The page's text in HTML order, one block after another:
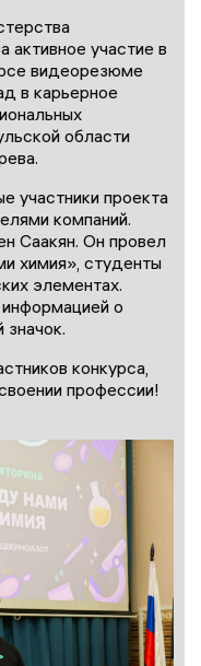
активное участие в
видеорезюме
в карьерное
области
участники проекта
компаний.
Саакян. Он провел
химия», студенты
элементах.
о
конкурса,
профессии!